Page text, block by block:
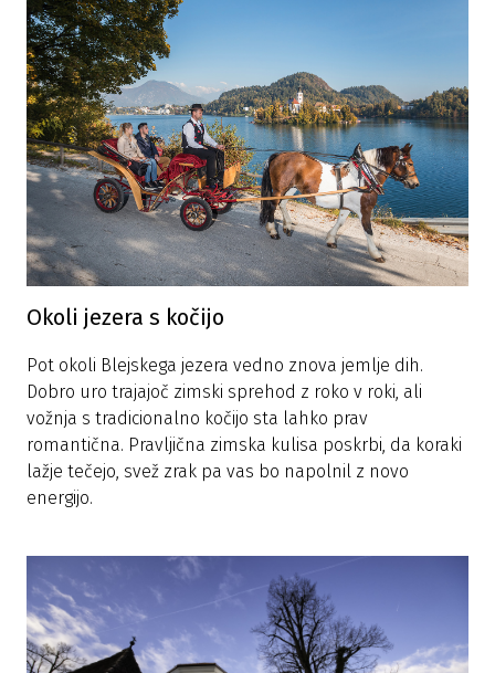
Okoli jezera s kočijo
Pot okoli Blejskega jezera vedno znova jemlje dih.
Dobro uro trajajoč zimski sprehod z roko v roki, ali
vožnja s tradicionalno kočijo sta lahko prav
romantična. Pravljična zimska kulisa poskrbi, da koraki
lažje tečejo, svež zrak pa vas bo napolnil z novo
energijo.